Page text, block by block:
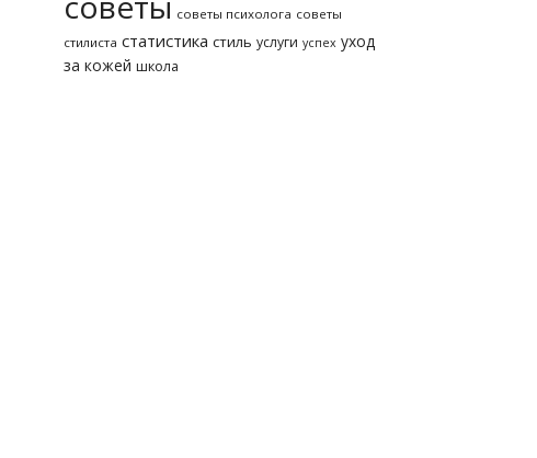
советы психолога советы
стилиста статистика стиль услуги успех уход
за кожей школа